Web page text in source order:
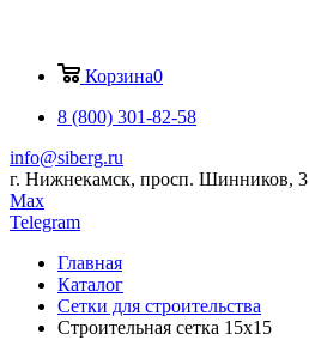
Корзина0
8 (800) 301-82-58
info@siberg.ru
г. Нижнекамск, просп. Шинников, 3
Max
Telegram
Главная
Каталог
Сетки для строительства
Строительная сетка 15х15